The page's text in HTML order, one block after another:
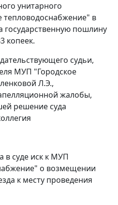
унитарного
тепловодоснабжение" в
государственную пошлину
копеек.
судьи,
МУП "Городское
Л.Э.,
жалобы,
решение суда
в суде иск к МУП
о возмещении
к месту проведения